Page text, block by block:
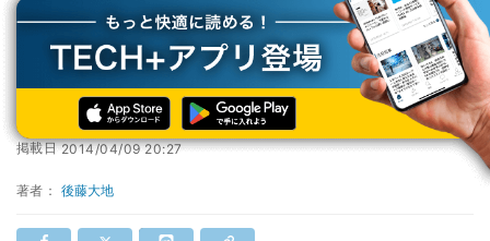
TECH+ 企業IT
開発/エンジニア
OpenSSLに重大なセキュリティホール
OpenSSLに重大なセキュリティホール
掲載日2014/04/09 20:27
著者： 後藤大地